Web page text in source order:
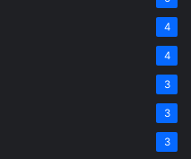
4
4
3
3
3